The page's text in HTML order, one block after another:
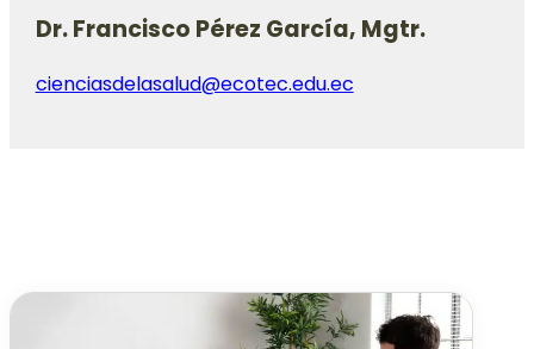
Dr. Francisco Pérez García, Mgtr.
cienciasdelasalud@ecotec.edu.ec